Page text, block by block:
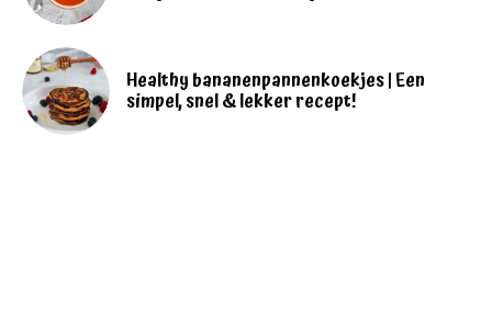
Healthy bananenpannenkoekjes | Een
simpel, snel & lekker recept!